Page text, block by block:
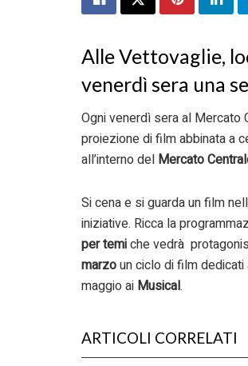
Alle Vettovaglie,
venerdì sera una
Ogni venerdì sera al Mercato
proiezione di film abbinata a
all’interno del Mercato
Si cena e si guarda un film
iniziative. Ricca la
per temiche vedrà
marzoun ciclo di film dedicati
maggio ai Musical.
ARTICOLI CORRELATI